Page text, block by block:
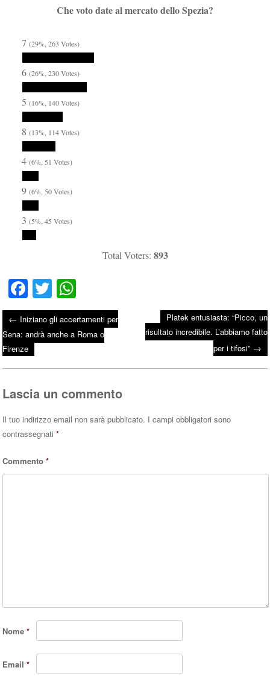
Che voto date al mercato dello Spezia?
7(29%, 263 Votes)
6(26%, 230 Votes)
5(16%, 140 Votes)
8(13%, 114 Votes)
4(6%, 51 Votes)
9(6%, 50 Votes)
3(5%, 45 Votes)
Total Voters: 893
Fa
ce
bo
ok
T
wi
tte
r
ha
ts
A
pp
Post navigation
← Iniziano gli accertamenti per
Sena: andrà anche a Roma o
Firenze
Platek entusiasta: “Picco, un
risultato incredibile. L’abbiamo fatto
per i tifosi” →
Lascia un commento
Il tuo indirizzo email non sarà pubblicato. I campi obbligatori sono
contrassegnati*
Commento*
Nome*
Email*